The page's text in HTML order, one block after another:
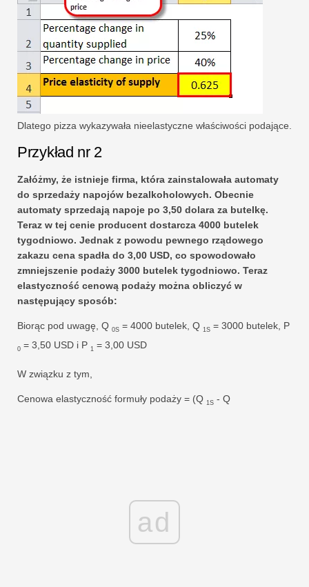
Dlatego pizza wykazywała nieelastyczne właściwości podające.
Przykład nr 2
Załóżmy, że istnieje firma, która zainstalowała automaty
do sprzedaży napojów bezalkoholowych. Obecnie
automaty sprzedają napoje po 3,50 dolara za butelkę.
Teraz w tej cenie producent dostarcza 4000 butelek
tygodniowo. Jednak z powodu pewnego rządowego
zakazu cena spadła do 3,00 USD, co spowodowało
zmniejszenie podaży 3000 butelek tygodniowo. Teraz
elastyczność cenową podaży można obliczyć w
następujący sposób:
Biorąc pod uwagę, Q 0S = 4000 butelek, Q 1S = 3000 butelek, P
0 = 3,50 USD i P 1 = 3,00 USD
W związku z tym,
Cenowa elastyczność formuły podaży = (Q 1S - Q
ad